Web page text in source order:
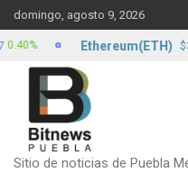
Skip
to
content
domingo, agosto 9, 2026
Sitio de noticias de Puebla
Ethereum(ETH)